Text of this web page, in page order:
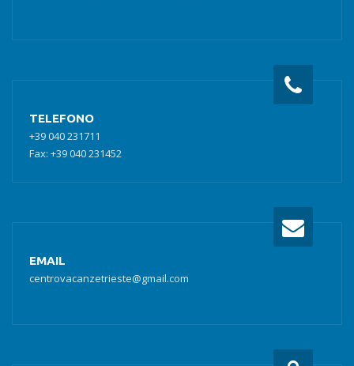
TELEFONO
+39 040 231711
Fax: +39 040 231452
EMAIL
centrovacanzetrieste@gmail.com